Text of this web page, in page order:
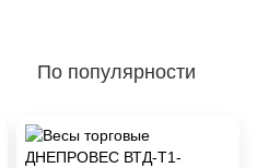
По популярности